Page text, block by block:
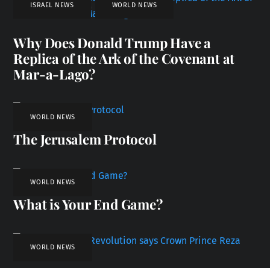
ISRAEL NEWS WORLD NEWS
Why Does Donald Trump Have a
Replica of the Ark of the Covenant at
Mar-a-Lago?
WORLD NEWS
The Jerusalem Protocol
WORLD NEWS
What is Your End Game?
WORLD NEWS